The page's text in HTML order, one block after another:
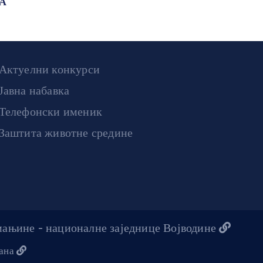
конкурси
набавка
именик
Заштита животне средине
- националне заједнице Војводине